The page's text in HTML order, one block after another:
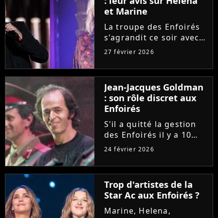
chansons !
et Marine
La troupe des Enfoirés
s'agrandit ce soir avec
notamment l'arrivée de
nouvelle génération qui
inspire Florent Pagny et
Zazie, qui livrent leur
avis sur les deux...
27 février 2026
Jean-Jacques Goldman
: son rôle discret aux
Enfoirés
S'il a quitté la gestion
des Enfoirés il y a 10
ans, Jean-Jacques
l'ombre un rôle
essentiel au sein de la
troupe. Patrick Bruel et
Anne Marcassus
témoignent de...
24 février 2026
Trop d'artistes de la
Star Ac aux Enfoirés ?
Marine, Helena,